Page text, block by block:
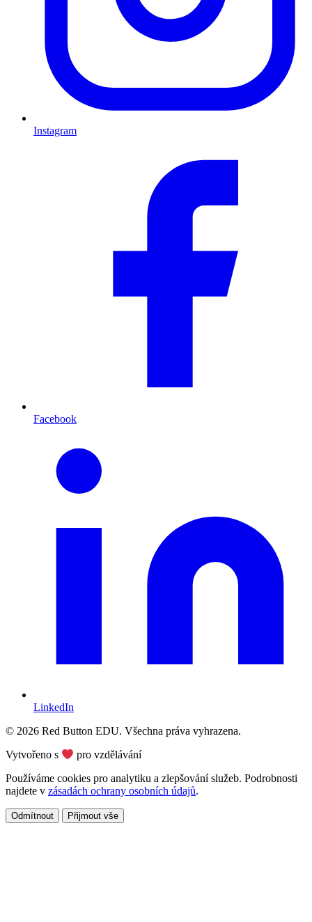
Instagram
Facebook
LinkedIn
© 2026 Red Button EDU. Všechna práva vyhrazena.
Vytvořeno s
pro vzdělávání
Používáme cookies pro analytiku a zlepšování služeb. Podrobnosti
najdete v zásadách ochrany osobních údajů.
Odmítnout Přijmout vše